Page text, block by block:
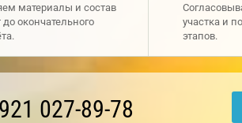
материалы и состав
до окончательного
участка и
этапов.
027-89-78